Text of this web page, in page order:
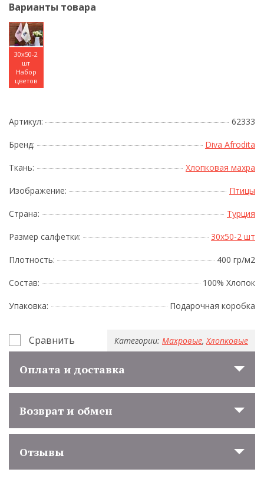
Варианты товара
30x50-2
шт
Набор
цветов
Артикул: 62333
Бренд: Diva Afrodita
Ткань: Хлопковая махра
Изображение: Птицы
Страна: Турция
Размер салфетки: 30x50-2 шт
Плотность: 400 гр/м2
Состав: 100% Хлопок
Упаковка: Подарочная коробка
Сравнить Категории: Махровые,Хлопковые
Оплата и доставка
Возврат и обмен
Отзывы